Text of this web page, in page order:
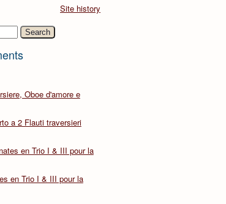
Site history
Oboe d'amore e
a 2 Flauti traversieri
en Trio I & III pour la
en Trio I & III pour la